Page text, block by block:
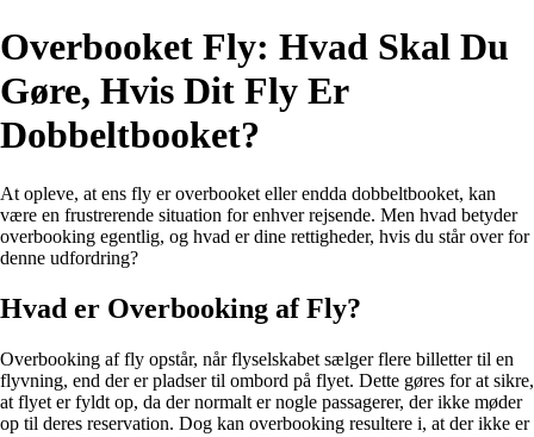
Overbooket Fly: Hvad Skal Du
Gøre, Hvis Dit Fly Er
Dobbeltbooket?
At opleve, at ens fly er overbooket eller endda dobbeltbooket, kan
være en frustrerende situation for enhver rejsende. Men hvad betyder
overbooking egentlig, og hvad er dine rettigheder, hvis du står over for
denne udfordring?
Hvad er Overbooking af Fly?
Overbooking af fly opstår, når flyselskabet sælger flere billetter til en
flyvning, end der er pladser til ombord på flyet. Dette gøres for at sikre,
at flyet er fyldt op, da der normalt er nogle passagerer, der ikke møder
op til deres reservation. Dog kan overbooking resultere i, at der ikke er